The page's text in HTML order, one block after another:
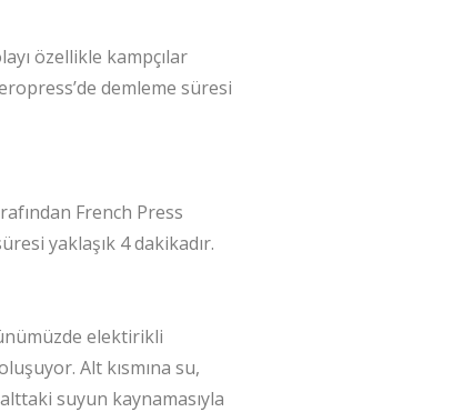
özellikle kampçılar
demleme süresi
French Press
yaklaşık 4 dakikadır.
elektirikli
Alt kısmına su,
suyun kaynamasıyla